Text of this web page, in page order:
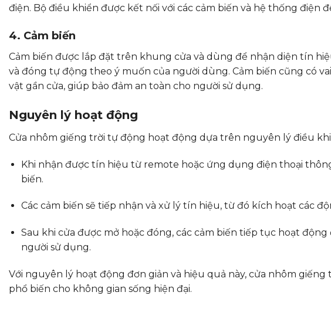
điện. Bộ điều khiển được kết nối với các cảm biến và hệ thống điện
4. Cảm biến
Cảm biến được lắp đặt trên khung cửa và dùng để nhận diện tín
và đóng tự động theo ý muốn của người dùng. Cảm biến cũng có
vật gần cửa, giúp bảo đảm an toàn cho người sử dụng.
Nguyên lý hoạt động
Cửa nhôm giếng trời tự động hoạt động dựa trên nguyên lý điều
Khi nhận được tín hiệu từ remote hoặc ứng dụng điện thoại
biến.
Các cảm biến sẽ tiếp nhận và xử lý tín hiệu, từ đó kích hoạt các
Sau khi cửa được mở hoặc đóng, các cảm biến tiếp tục hoạt
người sử dụng.
Với nguyên lý hoạt động đơn giản và hiệu quả này, cửa nhôm
phổ biến cho không gian sống hiện đại.